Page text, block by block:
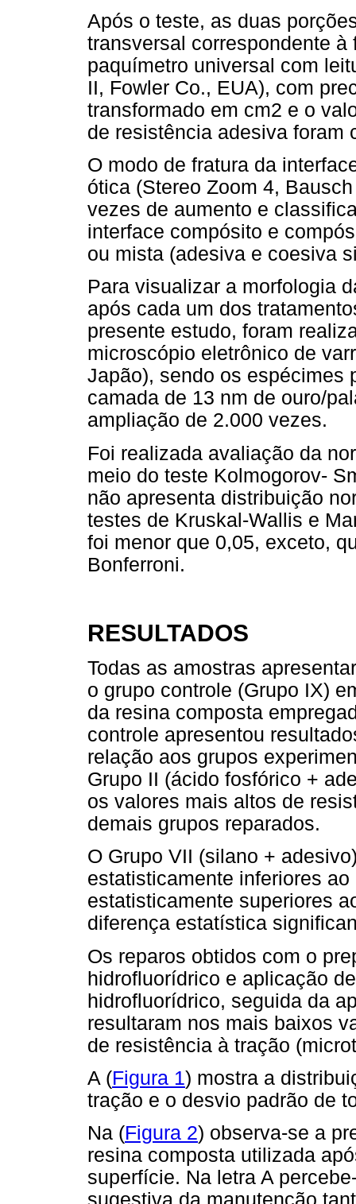
Após o teste, as duas
transversal correspondente
paquímetro universal com
II, Fowler Co., EUA), com
transformado em cm2 e o
de resistência adesiva foram
O modo de fratura da
ótica (Stereo Zoom 4,
vezes de aumento e
interface compósito e
ou mista (adesiva e coesiva
Para visualizar a morfologia
após cada um dos
presente estudo, foram
microscópio eletrônico de
Japão), sendo os espécimes
camada de 13 nm de ouro/
ampliação de 2.000 vezes.
Foi realizada avaliação da
meio do teste Kolmogorov-
não apresenta distribuição
testes de Kruskal-Wallis e
foi menor que 0,05, exceto,
Bonferroni.
RESULTADOS
Todas as amostras
o grupo controle (Grupo IX)
da resina composta
controle apresentou
relação aos grupos
Grupo II (ácido fosfórico +
os valores mais altos de
demais grupos reparados.
O Grupo VII (silano +
estatisticamente inferiores
estatisticamente superiores
diferença estatística
Os reparos obtidos com o
hidrofluorídrico e aplicação
hidrofluorídrico, seguida da
resultaram nos mais baixos
de resistência à tração
A (Figura 1) mostra a
tração e o desvio padrão de
Na (Figura 2) observa-se a
resina composta utilizada
superfície. Na letra A
sugestiva da manutenção